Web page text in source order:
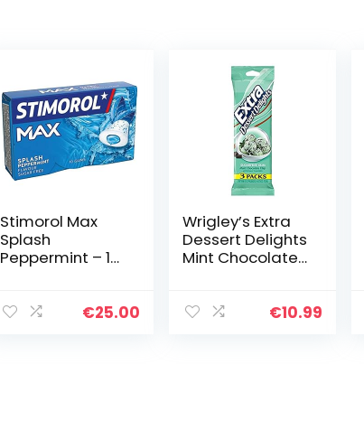
Stimorol Max
Splash
Peppermint – 16
€25.00
Wrigley’s Extra
Dessert Delights
Mint Chocolate
€10.99